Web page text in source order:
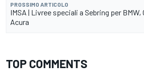
PROSSIMO ARTICOLO
IMSA | Livree speciali a Sebring per
Acura
TOP COMMENTS